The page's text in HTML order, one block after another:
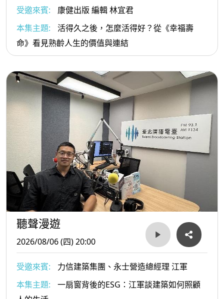
受邀來賓:
康健出版 編輯 林宜君
本集主題:
活得久之後，怎麼活得好？從《幸福壽
命》看見熟齡人生的價值與連結
聽聲漫遊
2026/08/06 (四) 20:00
受邀來賓:
力信建築集團、永士營造總經理 江軍
本集主題:
一扇窗背後的ESG：江軍談建築如何照顧